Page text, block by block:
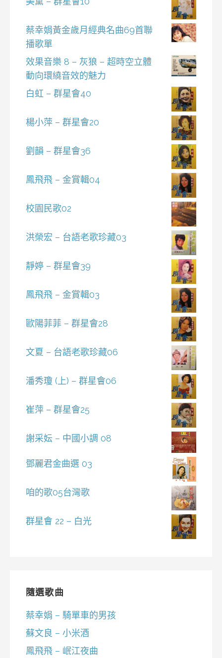
蔡幸娟黃金歲月經典名曲69首聯
播歌單
效果音樂 8 – 灰狼 – 超時空立體
動向環繞音效的魅力
白虹 – 群星會40
楊小萍 – 群星會20
劉韻 – 群星會36
鳳飛飛 – 金賞輯04
校園民歌02
洪榮宏 – 台語老歌珍藏03
靜婷 – 群星會39
鳳飛飛 – 金賞輯03
歐陽菲菲 – 群星會28
文夏 – 台語老歌珍藏06
潘秀瓊 (上) – 群星會06
崔萍 – 群星會25
謝采妘 – 中國小調 08
鄧麗君金曲選 03
咱的歌05台灣歌
群星會 22 – 白光
隨選歌曲
蔡幸娟 – 騎單車的男孩
蘇文良 – 小米酒
鳳飛飛 – 岷江夜曲